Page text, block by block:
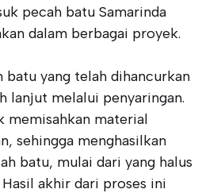
pecah batu Samarinda
dalam berbagai proyek.
batu yang telah dihancurkan
lanjut melalui penyaringan.
memisahkan material
sehingga menghasilkan
batu, mulai dari yang halus
Hasil akhir dari proses ini